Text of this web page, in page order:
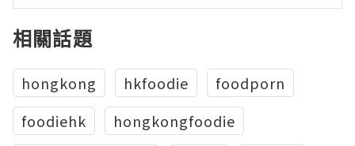
相關話題
hongkong hkfoodie
foodporn
foodiehk
hongkongfoodie